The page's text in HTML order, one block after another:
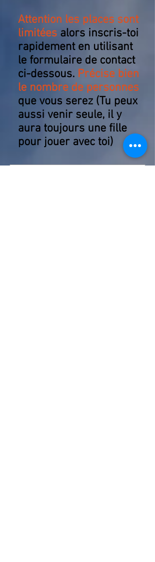
Attention les places sont
limitées alors inscris-toi
rapidement en utilisant
le formulaire de contact
ci-dessous. Précise bien
le nombre de personnes
que vous serez (Tu peux
aussi venir seule, il y
aura toujours une fille
pour jouer avec toi)